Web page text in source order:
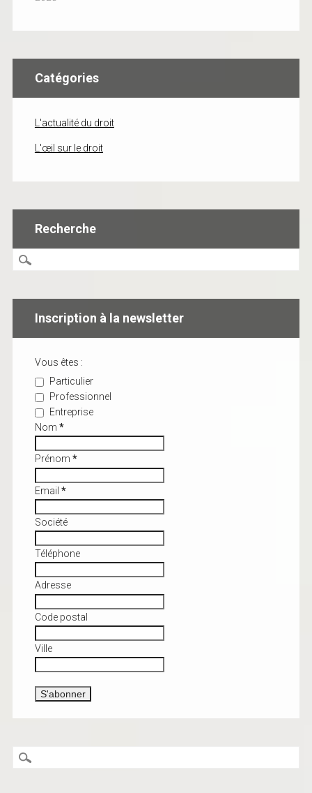
Catégories
L'actualité du droit
L'œil sur le droit
Recherche
Inscription à la newsletter
Vous êtes :
Particulier
Professionnel
Entreprise
Nom *
Prénom *
Email *
Société
Téléphone
Adresse
Code postal
Ville